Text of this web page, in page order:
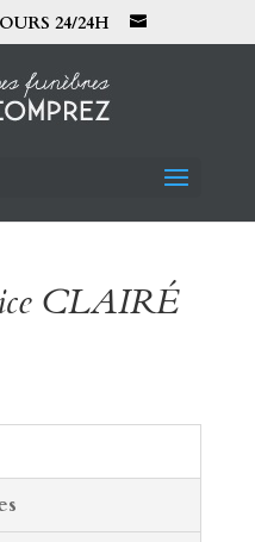
24/24H
CLAIRÉ